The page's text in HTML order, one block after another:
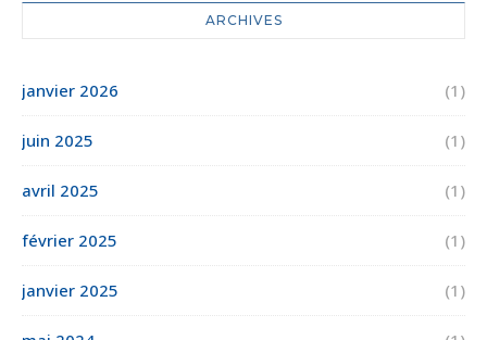
ARCHIVES
janvier 2026 (1)
juin 2025 (1)
avril 2025 (1)
février 2025 (1)
janvier 2025 (1)